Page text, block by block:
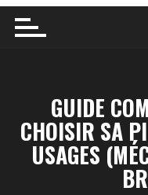
GUIDE
CHOISIR SA
USAGES